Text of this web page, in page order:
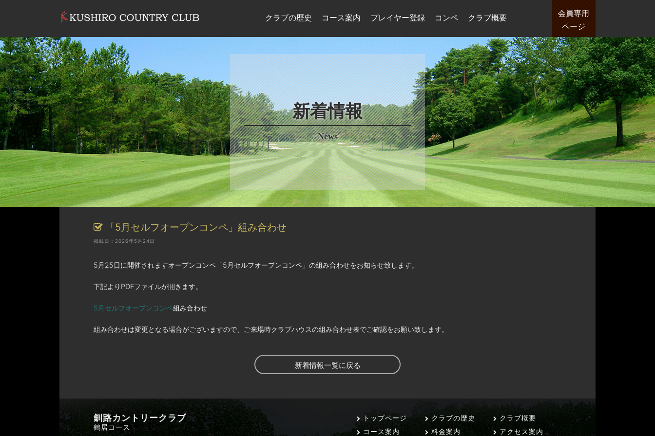
クラブの歴史 コース案内 プレイヤー登録 コンペ クラブ概要
会員専用
ページ
新着情報
News
「5月セルフオープンコンペ」組み合わせ
掲載日：2026年5月24日
5月25日に開催されますオープンコンペ「5月セルフオープンコンペ」の組み合わせをお知らせ致します。
下記よりPDFファイルが開きます。
5月セルフオープンコンペ組み合わせ
組み合わせは変更となる場合がございますので、ご来場時クラブハウスの組み合わせ表でご確認をお願い致します。
新着情報一覧に戻る
釧路カントリークラブ
鶴居コース
トップページ
コース案内
クラブの歴史
料金案内
クラブ概要
アクセス案内